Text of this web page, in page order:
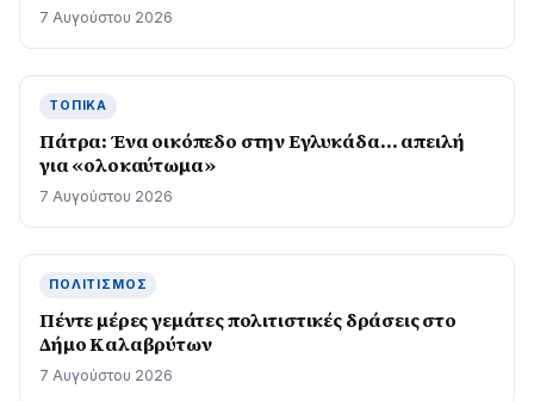
7 Αυγούστου 2026
ΤΟΠΙΚΆ
Πάτρα: Ένα οικόπεδο στην Εγλυκάδα… απειλή
για «ολοκαύτωμα»
7 Αυγούστου 2026
ΠΟΛΙΤΙΣΜΌΣ
Πέντε μέρες γεμάτες πολιτιστικές δράσεις στο
Δήμο Καλαβρύτων
7 Αυγούστου 2026